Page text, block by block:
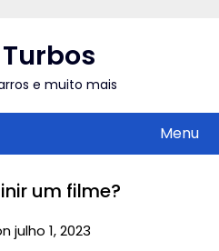
e muito mais
Menu
um filme?
julho 1, 2023